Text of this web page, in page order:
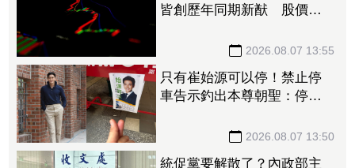
皆創歷年同期新猷 股價翻
2026.08.07 13:55
只有崔始源可以停！禁止停
車告示釣出本尊朝聖：停車
2026.08.07 13:50
統促黨要解散了？內政部主